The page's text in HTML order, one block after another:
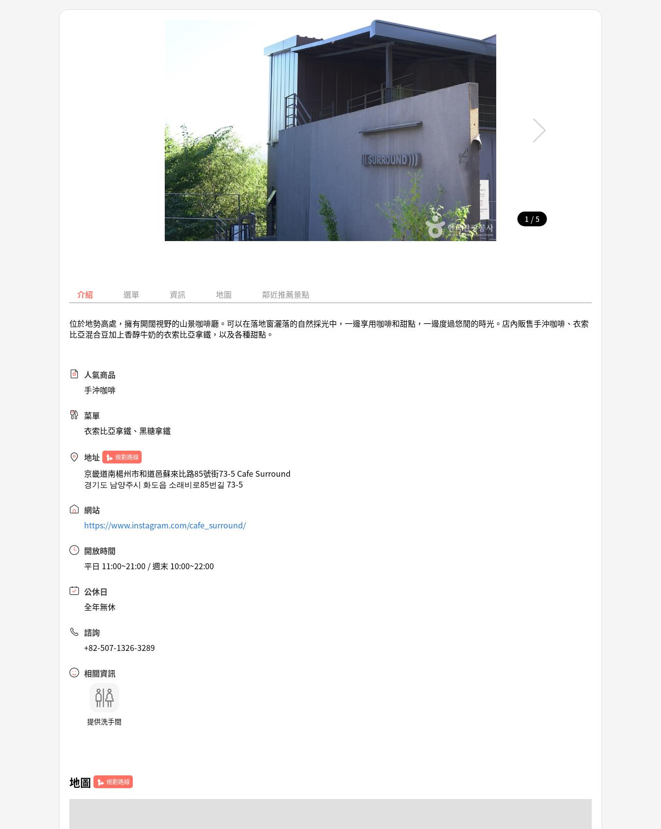
1 / 5
介紹 選單 資訊 地圖 鄰近推薦景點
位於地勢高處，擁有開闊視野的山景咖啡廳。可以在落地窗灑落的自然採光中，一邊享用咖啡和甜點，一邊度過悠閒的時光。店內販售手沖咖啡、衣索
比亞混合豆加上香醇牛奶的衣索比亞拿鐵，以及各種甜點。
人氣商品
手沖咖啡
菜單
衣索比亞拿鐵、黑糖拿鐵
地址 規劃路線
京畿道南楊州市和道邑蘇來比路85號街73-5 Cafe Surround
경기도 남양주시 화도읍 소래비로85번길 73-5
網站
https://www.instagram.com/cafe_surround/
開放時間
平日 11:00~21:00 / 週末 10:00~22:00
公休日
全年無休
諮詢
+82-507-1326-3289
相關資訊
提供洗手間
地圖 規劃路線